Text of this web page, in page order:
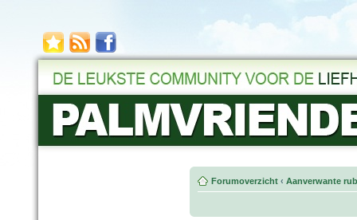
Forumoverzicht ‹ Aanverwante